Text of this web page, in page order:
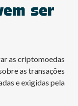
ser
as criptomoedas
as transações
e exigidas pela